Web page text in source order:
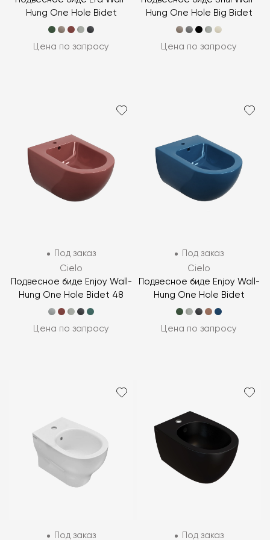
Hung One Hole Bidet
Цена по запросу
Hung One Hole Big Bidet
Цена по запросу
Под заказ
Cielo
Подвесное биде Enjoy Wall-
Hung One Hole Bidet 48
Цена по запросу
Под заказ
Cielo
Подвесное биде Enjoy Wall-
Hung One Hole Bidet
Цена по запросу
Под заказ Под заказ